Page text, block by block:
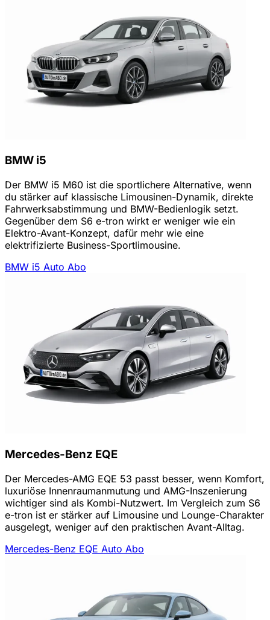
BMW i5
Der BMW i5 M60 ist die sportlichere Alternative, wenn
du stärker auf klassische Limousinen-Dynamik, direkte
Fahrwerksabstimmung und BMW-Bedienlogik setzt.
Gegenüber dem S6 e-tron wirkt er weniger wie ein
Elektro-Avant-Konzept, dafür mehr wie eine
elektrifizierte Business-Sportlimousine.
BMW i5 Auto Abo
Mercedes-Benz EQE
Der Mercedes-AMG EQE 53 passt besser, wenn Komfort,
luxuriöse Innenraumanmutung und AMG-Inszenierung
wichtiger sind als Kombi-Nutzwert. Im Vergleich zum S6
e-tron ist er stärker auf Limousine und Lounge-Charakter
ausgelegt, weniger auf den praktischen Avant-Alltag.
Mercedes-Benz EQE Auto Abo